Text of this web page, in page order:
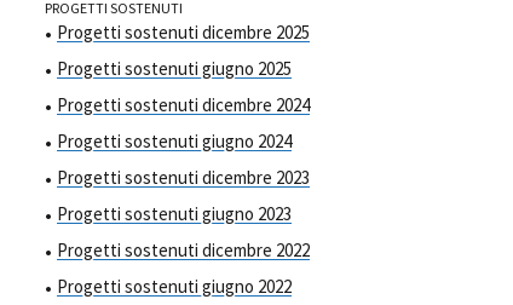
PROGETTI SOSTENUTI
Progetti sostenuti dicembre 2025
Progetti sostenuti giugno 2025
Progetti sostenuti dicembre 2024
Progetti sostenuti giugno 2024
Progetti sostenuti dicembre 2023
Progetti sostenuti giugno 2023
Progetti sostenuti dicembre 2022
Progetti sostenuti giugno 2022